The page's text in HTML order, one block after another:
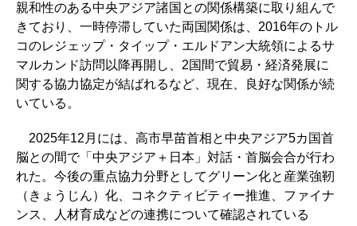
親和性のある中央アジア諸国との関係構築に取り組んで
きており、一時停滞していた両国関係は、2016年のトル
コのレジェップ・タイップ・エルドアン大統領によるサ
マルカンド訪問以降再開し、2国間で貿易・経済発展に
関する協力協定が結ばれるなど、現在、良好な関係が続
いている。
2025年12月には、高市早苗首相と中央アジア5カ国首
脳との間で「中央アジア＋日本」対話・首脳会合が行わ
れた。今後の重点協力分野としてグリーン化と産業強靭
（きょうじん）化、コネクティビティー推進、ファイナ
ンス、人材育成などの連携について確認されている